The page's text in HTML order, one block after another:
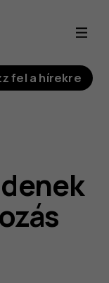
fel a hírekre
A HMD